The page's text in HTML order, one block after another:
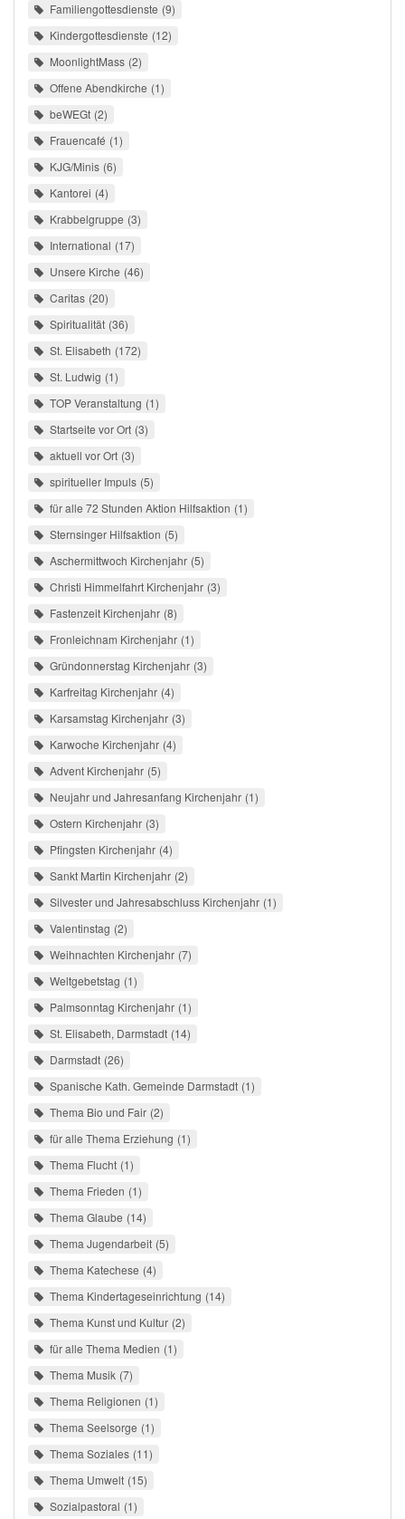
Familiengottesdienste 9
Kindergottesdienste 12
MoonlightMass 2
Offene Abendkirche 1
beWEGt 2
Frauencafé 1
KJG/Minis 6
Kantorei 4
Krabbelgruppe 3
International 17
Unsere Kirche 46
Caritas 20
Spiritualität 36
St. Elisabeth 172
St. Ludwig 1
TOP Veranstaltung 1
Startseite vor Ort 3
aktuell vor Ort 3
spiritueller Impuls 5
für alle 72 Stunden Aktion Hilfsaktion 1
Sternsinger Hilfsaktion 5
Aschermittwoch Kirchenjahr 5
Christi Himmelfahrt Kirchenjahr 3
Fastenzeit Kirchenjahr 8
Fronleichnam Kirchenjahr 1
Gründonnerstag Kirchenjahr 3
Karfreitag Kirchenjahr 4
Karsamstag Kirchenjahr 3
Karwoche Kirchenjahr 4
Advent Kirchenjahr 5
Neujahr und Jahresanfang Kirchenjahr 1
Ostern Kirchenjahr 3
Pfingsten Kirchenjahr 4
Sankt Martin Kirchenjahr 2
Silvester und Jahresabschluss Kirchenjahr 1
Valentinstag 2
Weihnachten Kirchenjahr 7
Weltgebetstag 1
Palmsonntag Kirchenjahr 1
St. Elisabeth, Darmstadt 14
Darmstadt 26
Spanische Kath. Gemeinde Darmstadt 1
Thema Bio und Fair 2
für alle Thema Erziehung 1
Thema Flucht 1
Thema Frieden 1
Thema Glaube 14
Thema Jugendarbeit 5
Thema Katechese 4
Thema Kindertageseinrichtung 14
Thema Kunst und Kultur 2
für alle Thema Medien 1
Thema Musik 7
Thema Religionen 1
Thema Seelsorge 1
Thema Soziales 11
Thema Umwelt 15
Sozialpastoral 1